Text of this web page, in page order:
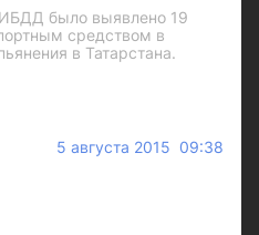
было выявлено 19
средством в
в Татарстана.
5 августа 2015 09:38